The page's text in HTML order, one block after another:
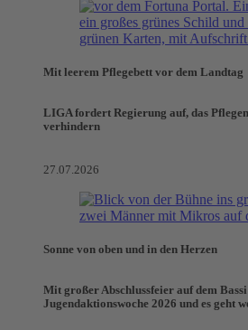
Mit leerem Pflegebett vor dem Landtag
LIGA fordert Regierung auf, das
verhindern
27.07.2026
Sonne von oben und in den Herzen
Mit großer Abschlussfeier auf dem Bassi
Jugendaktionswoche 2026 und es geht